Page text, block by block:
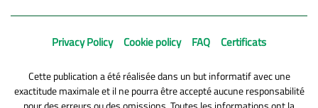
Privacy Policy Cookie policy FAQ Certificats
Cette publication a été réalisée dans un but informatif avec une
exactitude maximale et il ne pourra être accepté aucune responsabilité